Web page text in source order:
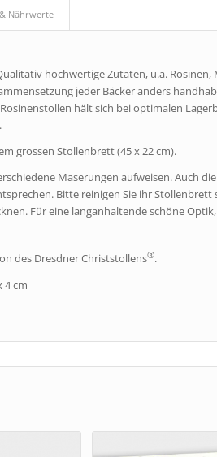
Nährwerte
hochwertige Zutaten, u.a.
jeder Bäcker anders
hält sich bei optimalen
grossen Stollenbrett (45 x 22 cm).
Maserungen aufweisen. Auch
Bitte reinigen Sie ihr Stollenbrett
Für eine langanhaltende schöne
des Dresdner Christstollens®.
4 cm